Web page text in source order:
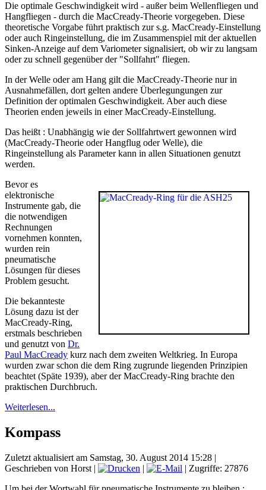
Die optimale Geschwindigkeit wird - außer beim Wellenfliegen und
Hangfliegen - durch die MacCready-Theorie vorgegeben. Diese
theoretische Vorgabe führt praktisch zur s.g. MacCready-Einstellung
oder auch Ringeinstellung, die im Zusammenspiel mit der aktuellen
Sinken-Anzeige auf dem Variometer signalisiert, ob wir zu langsam
oder zu schnell gegenüber der "Sollfahrt" fliegen.
In der Welle oder am Hang gilt die MacCready-Theorie nur in
Ausnahmefällen, dort gelten andere Überlegungungen zur
Definition der optimalen Geschwindigkeit. Aber auch diese
Theorien enden jeweils in einer MacCready-Einstellung.
Das heißt : Unabhängig wie der Sollfahrtwert gewonnen wird
(MacCready-Theorie oder Hangflug oder Welle), die
Ringeinstellung als Parameter kann in allen Situationen genutzt
werden.
Bevor es
elektronische
Instrumente gab, die
die notwendigen
Rechnungen
vornehmen konnten,
wurden rein
pneumatische
Lösungen für dieses
Problem gesucht.
Die bekannteste
Lösung dazu ist der
MacCready-Ring,
erstmals beschrieben
und genutzt von Dr.
Paul MacCready kurz nach dem zweiten Weltkrieg. In Europa
wurden zwar schon die dem Ring zugrunde liegenden Prinzipien
beachtet (Späte 1939), aber der MacCready-Ring brachte den
praktischen Durchbruch.
Weiterlesen...
Kompass
Zuletzt aktualisiert am Samstag, 30. August 2014 15:28 |
Geschrieben von Horst | |
| Zugriffe: 27876